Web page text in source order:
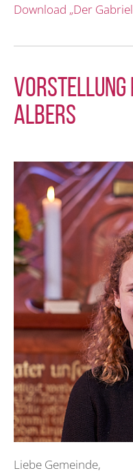
Download „Der
Vorstellung
Albers
Liebe Gemeinde,